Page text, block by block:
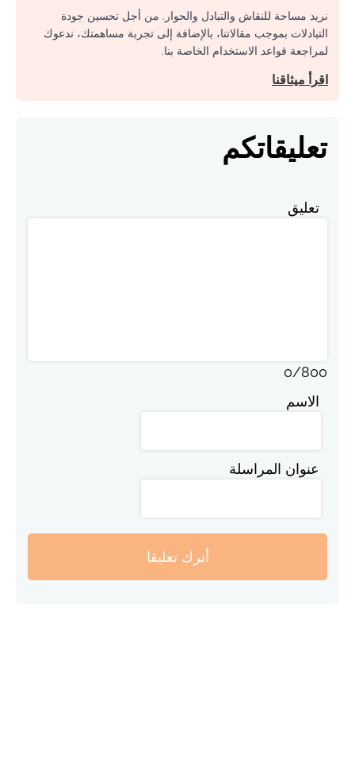
نريد مساحة للنقاش والتبادل والحوار. من أجل تحسين جودة
التبادلات بموجب مقالاتنا، بالإضافة إلى تجربة مساهمتك، ندعوك
لمراجعة قواعد الاستخدام الخاصة بنا.
اقرأ ميثاقنا
تعليقاتكم
تعليق
0/800
الاسم
عنوان المراسلة
أترك تعليقا